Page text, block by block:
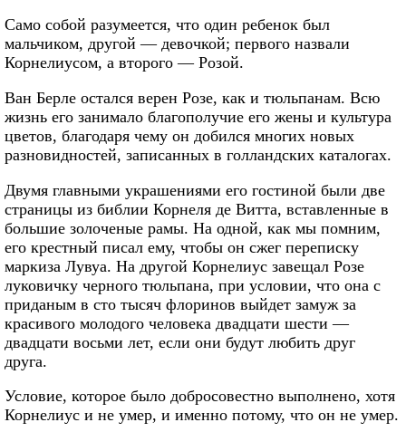
Само собой разумеется, что один ребенок был
мальчиком, другой — девочкой; первого назвали
Корнелиусом, а второго — Розой.
Ван Берле остался верен Розе, как и тюльпанам. Всю
жизнь его занимало благополучие его жены и культура
цветов, благодаря чему он добился многих новых
разновидностей, записанных в голландских каталогах.
Двумя главными украшениями его гостиной были две
страницы из библии Корнеля де Витта, вставленные в
большие золоченые рамы. На одной, как мы помним,
его крестный писал ему, чтобы он сжег переписку
маркиза Лувуа. На другой Корнелиус завещал Розе
луковичку черного тюльпана, при условии, что она с
приданым в сто тысяч флоринов выйдет замуж за
красивого молодого человека двадцати шести —
двадцати восьми лет, если они будут любить друг
друга.
Условие, которое было добросовестно выполнено, хотя
Корнелиус и не умер, и именно потому, что он не умер.